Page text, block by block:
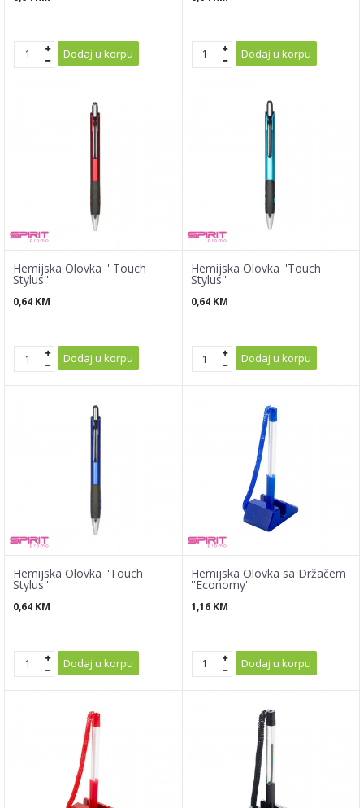
Dodaj u korpu Dodaj u korpu
Hemijska Olovka '' Touch
Stylus''
0,64 KM
Dodaj u korpu
Hemijska Olovka ''Touch
Stylus''
0,64 KM
Dodaj u korpu
Hemijska Olovka ''Touch
Stylus''
0,64 KM
Dodaj u korpu
Hemijska Olovka sa Držačem
''Economy''
1,16 KM
Dodaj u korpu